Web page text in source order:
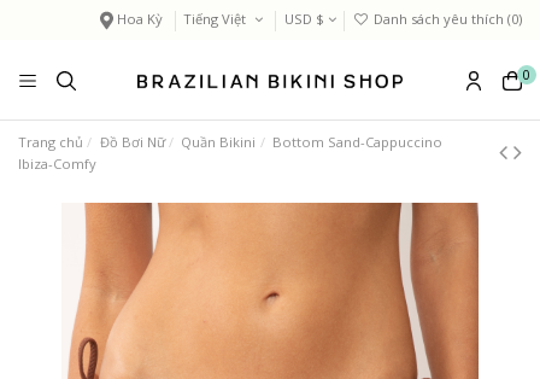
Hoa Kỳ Tiếng Việt USD $ Danh sách yêu thích (0)
0
Trang chủ Đồ Bơi Nữ Quần Bikini
Bottom Sand-Cappuccino
Ibiza-Comfy